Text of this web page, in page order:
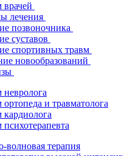
лечения
позвоночника
суставов
спортивных травм
новообразований
и травматолога
волновая терапия